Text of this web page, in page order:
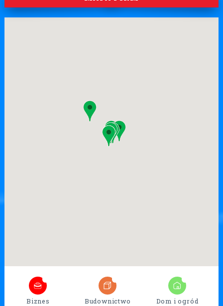
Biznes Budownictwo Dom i ogród